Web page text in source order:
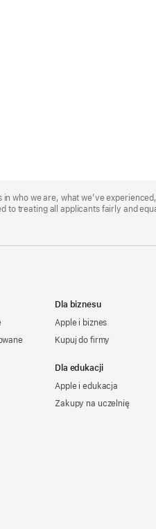
who we are, what we’ve
treating all applicants fairly and
Dla biznesu
Apple i biznes
Kupuj do firmy
Dla edukacji
Apple i edukacja
Zakupy na uczelnię